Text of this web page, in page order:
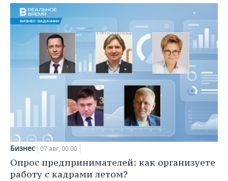
Бизнес 07 авг, 00:00
Опрос предпринимателей: как организуете
работу с кадрами летом?